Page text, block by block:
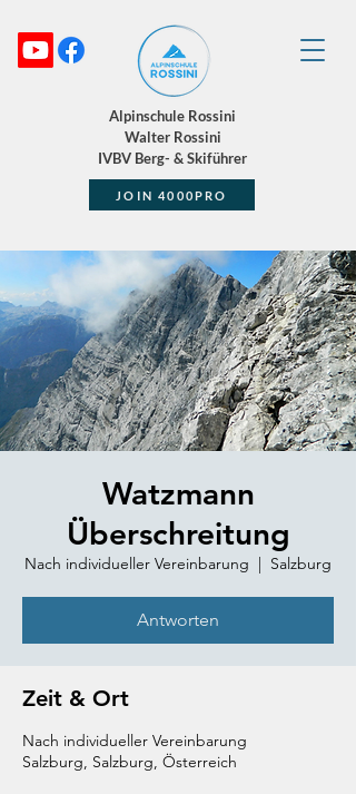
JOIN 4000PRO
Alpinschule Rossini
Walter Rossini
IVBV Berg- & Skiführer
Watzmann
Überschreitung
Nach individueller Vereinbarung
  |
Salzburg
Antworten
Zeit & Ort
Nach individueller Vereinbarung
Salzburg, Salzburg, Österreich